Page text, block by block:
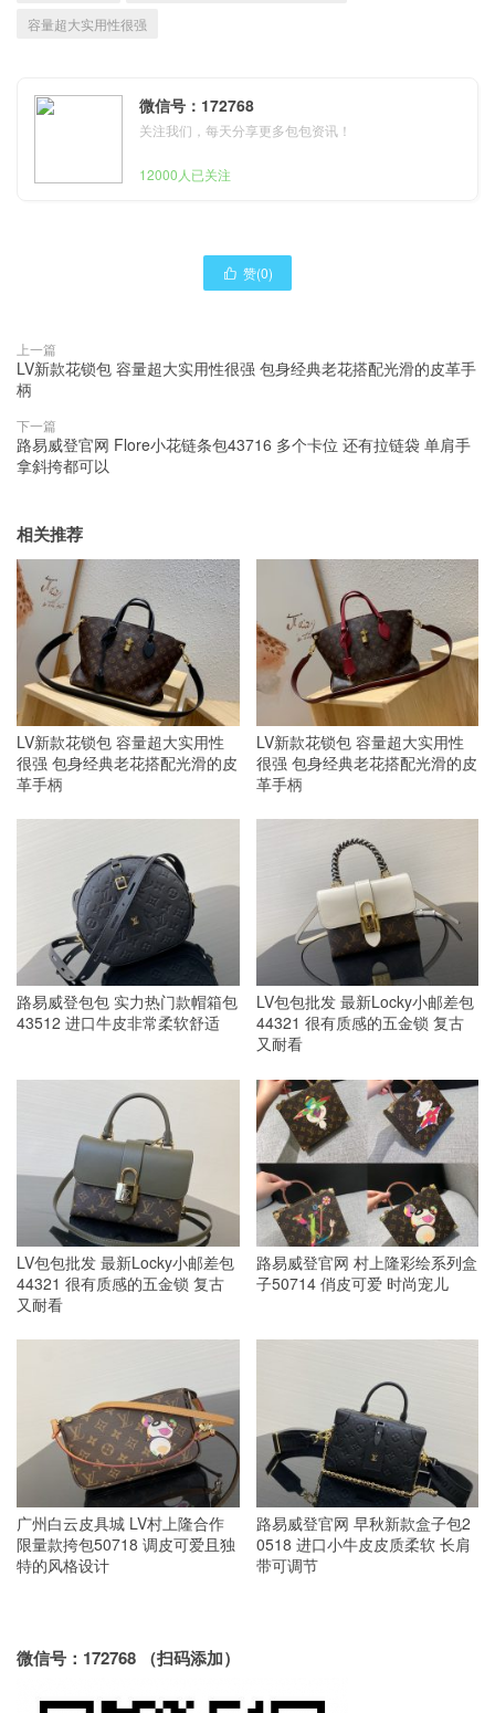
容量超大实用性很强
微信号：172768
关注我们，每天分享更多包包资讯！
12000人已关注
 赞(0)
上一篇
LV新款花锁包 容量超大实用性很强 包身经典老花搭配光滑的皮革手
柄
下一篇
路易威登官网 Flore小花链条包43716 多个卡位 还有拉链袋 单肩手
拿斜挎都可以
相关推荐
LV新款花锁包 容量超大实用性
很强 包身经典老花搭配光滑的皮
革手柄
LV新款花锁包 容量超大实用性
很强 包身经典老花搭配光滑的皮
革手柄
路易威登包包 实力热门款帽箱包
43512 进口牛皮非常柔软舒适
LV包包批发 最新Locky小邮差包
44321 很有质感的五金锁 复古
又耐看
LV包包批发 最新Locky小邮差包
44321 很有质感的五金锁 复古
又耐看
路易威登官网 村上隆彩绘系列盒
子50714 俏皮可爱 时尚宠儿
广州白云皮具城 LV村上隆合作
限量款挎包50718 调皮可爱且独
特的风格设计
路易威登官网 早秋新款盒子包2
0518 进口小牛皮皮质柔软 长肩
带可调节
微信号：172768 （扫码添加）